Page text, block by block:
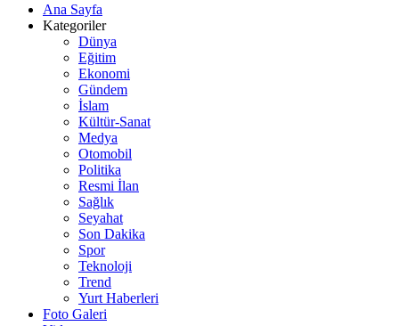
Ana Sayfa
Kategoriler
Dünya
Eğitim
Ekonomi
Gündem
İslam
Kültür-Sanat
Medya
Otomobil
Politika
Resmi İlan
Sağlık
Seyahat
Son Dakika
Spor
Teknoloji
Trend
Yurt Haberleri
Foto Galeri